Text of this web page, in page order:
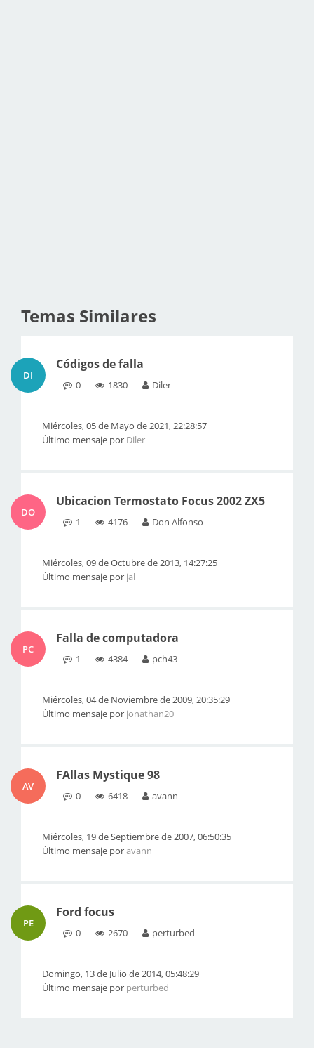
Temas Similares
DI
Códigos de falla
0 1830 Diler
Miércoles, 05 de Mayo de 2021, 22:28:57
Último mensaje por Diler
DO
Ubicacion Termostato Focus 2002 ZX5
1 4176 Don Alfonso
Miércoles, 09 de Octubre de 2013, 14:27:25
Último mensaje por jal
PC
Falla de computadora
1 4384 pch43
Miércoles, 04 de Noviembre de 2009, 20:35:29
Último mensaje por jonathan20
AV
FAllas Mystique 98
0 6418 avann
Miércoles, 19 de Septiembre de 2007, 06:50:35
Último mensaje poravann
PE
Ford focus
0 2670 perturbed
Domingo, 13 de Julio de 2014, 05:48:29
Último mensaje por perturbed